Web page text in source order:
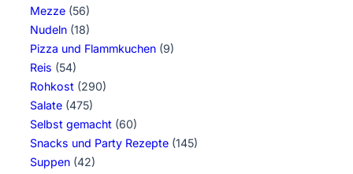
Mezze (56)
Nudeln (18)
Pizza und Flammkuchen (9)
Reis (54)
Rohkost (290)
Salate (475)
Selbst gemacht (60)
Snacks und Party Rezepte (145)
Suppen (42)